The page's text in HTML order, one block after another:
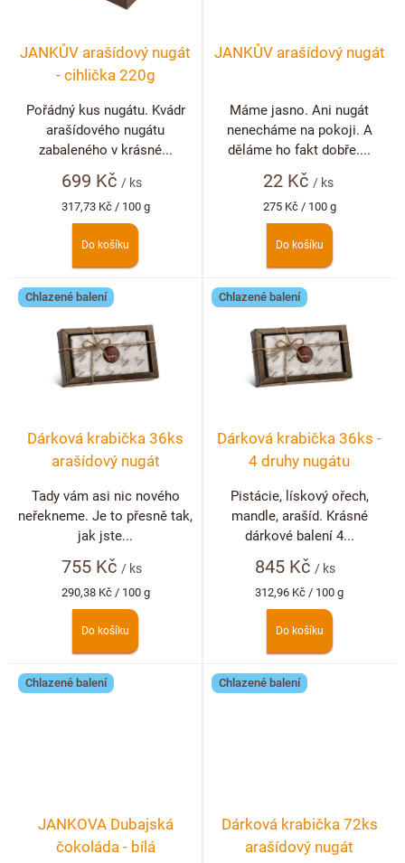
JANKŮV arašídový nugát
- cihlička 220g
699 Kč / ks
Měrná
cena:
317,73 Kč / 100 g
Do košíku
Pořádný kus nugátu. Kvádr
arašídového nugátu
zabaleného v krásné...
JANKŮV arašídový nugát
22 Kč / ks
Měrná
cena:
275 Kč / 100 g
Do košíku
Máme jasno. Ani nugát
nenecháme na pokoji. A
děláme ho fakt dobře....
Chlazené balení
Dárková krabička 36ks
arašídový nugát
755 Kč / ks
Měrná
cena:
290,38 Kč / 100 g
Do košíku
Tady vám asi nic nového
neřekneme. Je to přesně tak,
jak jste...
Chlazené balení
Dárková krabička 36ks -
4 druhy nugátu
845 Kč/ ks
Měrná
cena:
312,96 Kč / 100 g
Do košíku
Pistácie, lískový ořech,
mandle, arašíd. Krásné
dárkové balení 4...
Chlazené balení
JANKOVA Dubajská
čokoláda - bílá
Chlazené balení
Dárková krabička 72ks
arašídový nugát